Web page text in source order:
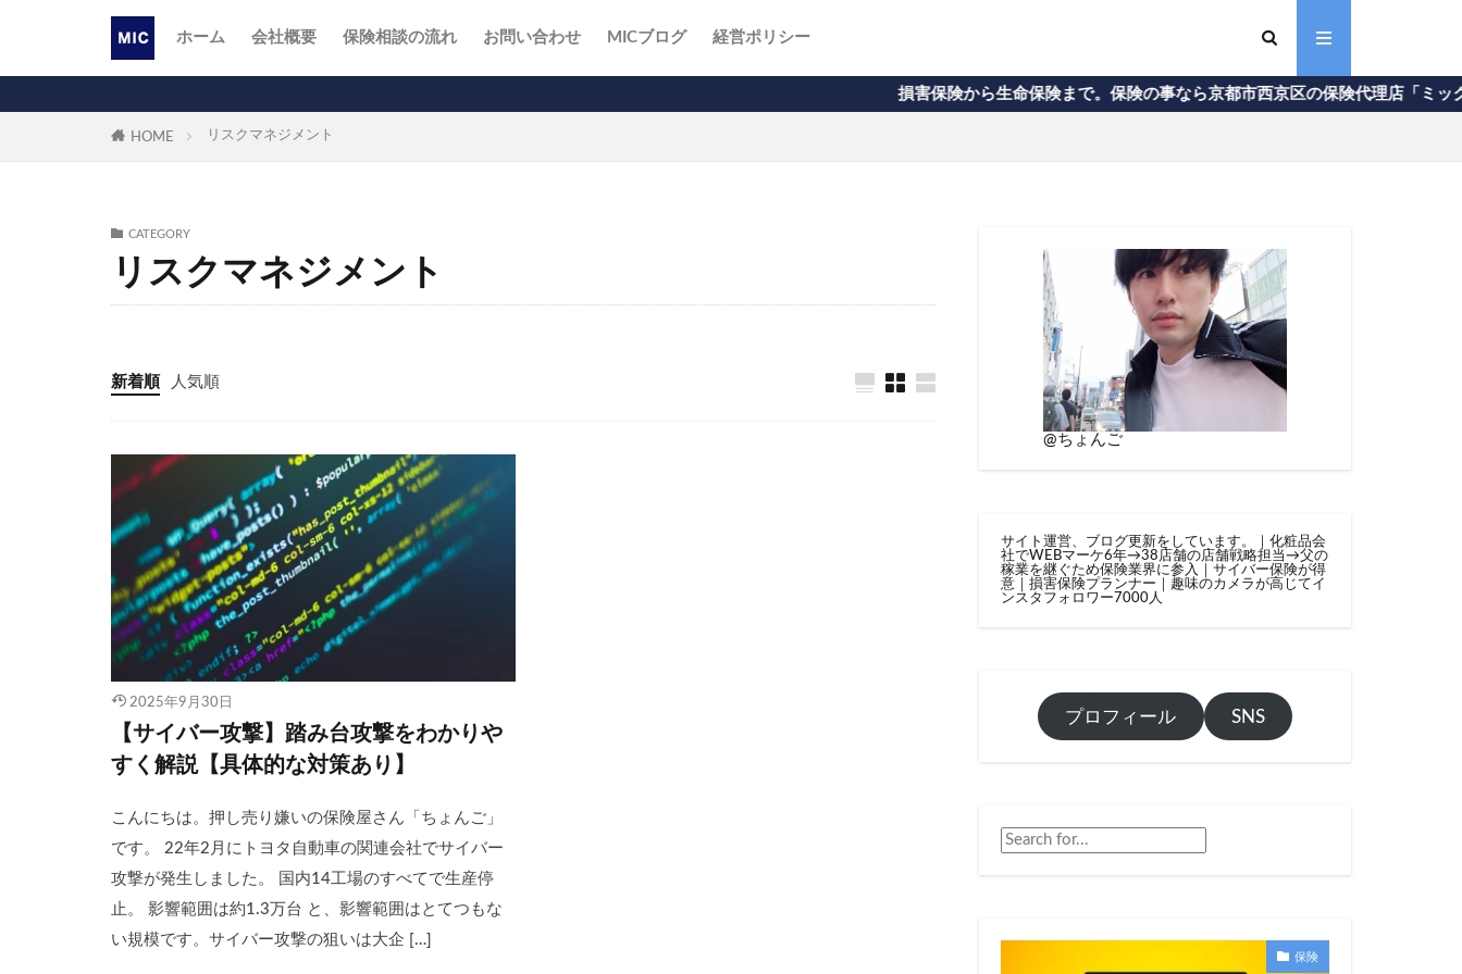
ホーム 会社概要 保険相談の流れ お問い合わせ MICブログ 経営ポリシー
損害保険から生命保険まで。保険の事なら京都市西京区の保険代理店「ミックコーポレーシ
HOME リスクマネジメント
CATEGORY
リスクマネジメント
新着順 人気順
2025年9月30日
【サイバー攻撃】踏み台攻撃をわかりや
すく解説【具体的な対策あり】
こんにちは。押し売り嫌いの保険屋さん「ちょんご」
です。 22年2月にトヨタ自動車の関連会社でサイバー
攻撃が発生しました。 国内14工場のすべてで生産停
止。 影響範囲は約1.3万台 と、影響範囲はとてつもな
い規模です。サイバー攻撃の狙いは大企 […]
@ちょんご
サイト運営、ブログ更新をしています。｜化粧品会
社でWEBマーケ6年→38店舗の店舗戦略担当→父の
稼業を継ぐため保険業界に参入｜サイバー保険が得
意｜損害保険プランナー｜趣味のカメラが高じてイ
ンスタフォロワー7000人
プロフィール SNS
保険